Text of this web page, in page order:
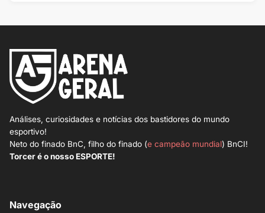
Análises, curiosidades e notícias dos bastidores do mundo
esportivo!
Neto do finado BnC, filho do finado (e campeão mundial) BnCI!
Torcer é o nosso ESPORTE!
Navegação